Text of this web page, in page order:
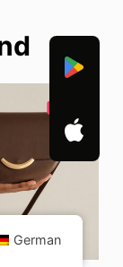
German